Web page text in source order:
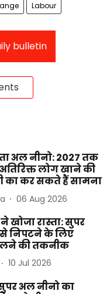
Labour
bulletin
अल नीनो: 2027 तक
लोग खाने की
का कर सकते हैं सामना
06 Aug 2026
खोजा रास्ता: सुपर
निपटने के लिए
की तकनीक
10 Jul 2026
अल नीनो का